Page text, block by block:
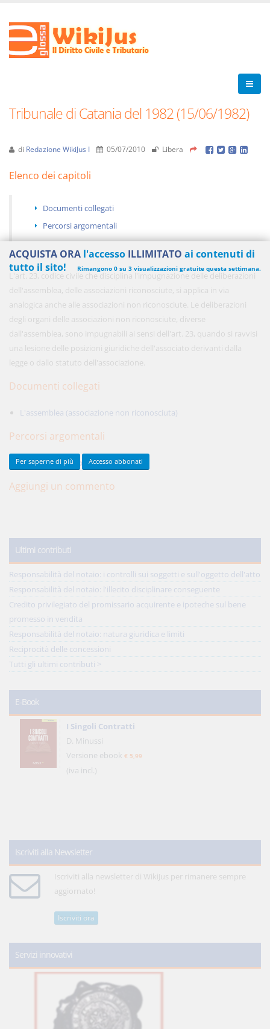
Tribunale di Catania del 1982 (15/06/1982)
di Redazione WikiJus I 05/07/2010 Libera
Elenco dei capitoli
Documenti collegati
Percorsi argomentali
L'art. 23, codice civile che disciplina l'impugnazione delle deliberazioni
dell'assemblea, delle associazioni riconosciute, si applica in via
analogica anche alle associazioni non riconosciute. Le deliberazioni
degli organi delle associazioni non riconosciute, diverse
dall'assemblea, sono impugnabili ai sensi dell'art. 23, quando si ravvisi
una lesione delle posizioni giuridiche dell'associato derivanti dalla
legge o dallo statuto dell'associazione.
Documenti collegati
L'assemblea (associazione non riconosciuta)
Percorsi argomentali
SENTENZE Tribunale di Catania
Aggiungi un commento
Ultimi contributi
Responsabilità del notaio: i controlli sui soggetti e sull'oggetto dell'atto
Responsabilità del notaio: l'illecito disciplinare conseguente
Credito privilegiato del promissario acquirente e ipoteche sul bene
promesso in vendita
Responsabilità del notaio: natura giuridica e limiti
Reciprocità delle concessioni
Tutti gli ultimi contributi >
E-Book
I Singoli Contratti
D. Minussi
Versione ebook € 5,99
(iva incl.)
Iscriviti alla Newsletter
Iscriviti alla newsletter di WikiJus per rimanere sempre
aggiornato!
Iscriviti ora
Servizi innovativi
ACQUISTA ORA l'accesso ILLIMITATO ai contenuti di
tutto il sito!
Rimangono 0 su 3 visualizzazioni gratuite questa settimana.
450,00 € ANNUALI
anziché570.00€, risparmi il 21%!
Acquista ora
Per saperne di più Accesso abbonati